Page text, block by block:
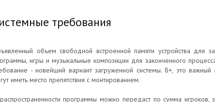
требования
объем свободной встроенной памяти устройства для
игры и музыкальные композиции для законченного
- новейший вариант загруженной системы. 8+, это важный
иметь место препятствия с монтированием.
программы можно передаст по сумма игроков,